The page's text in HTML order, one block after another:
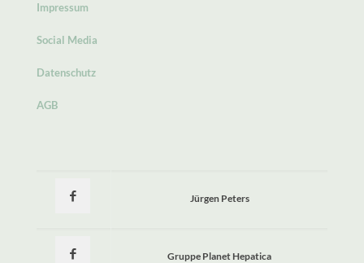
Impressum
Social Media
Datenschutz
AGB
Jürgen Peters
Gruppe Planet Hepatica